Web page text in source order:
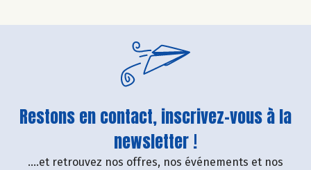
Restons en contact, inscrivez-vous à la
newsletter !
....et retrouvez nos offres, nos événements et nos